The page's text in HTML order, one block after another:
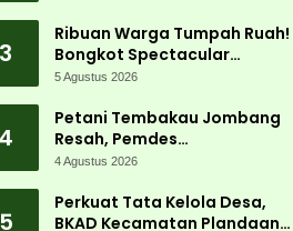
3
Ribuan Warga Tumpah Ruah!
Bongkot Spectacular
Carnival 2026 Jadi Pesta
Peterongan
5 Agustus 2026
4
Petani Tembakau Jombang
Resah, Pemdes
Tanjungwadung dan Disperta
4 Agustus 2026
5
Perkuat Tata Kelola Desa,
BKAD Kecamatan Plandaan